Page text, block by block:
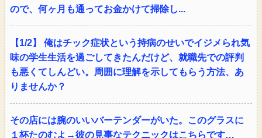
ので、何ヶ月も通ってお金かけて掃除し...
【1/2】 俺はチック症状という持病のせいでイジメられ気
味の学生生活を過ごしてきたんだけど、就職先での評判
も悪くてしんどい。周囲に理解を示してもらう方法、あ
りませんか？
その店には腕のいいバーテンダーがいた。このグラスに
１杯たのむよ→彼の見事なテクニックはこちらです…